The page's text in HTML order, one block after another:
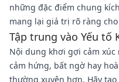
những đặc điểm chung
mang lại giá trị rõ ràng
Tập trung vào Yếu tố
Nội dung khơi gợi cảm
cảm hứng, bất ngờ hay
thường xuyên hơn. Hãy